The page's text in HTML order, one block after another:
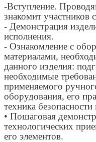
-Вступление.
знакомит
- Демонстрация
исполнения.
- Ознакомление с
материалами,
данного изделия:
необходимые
применяемого
оборудования, его
техника
• Пошаговая
технологических
его элементов.